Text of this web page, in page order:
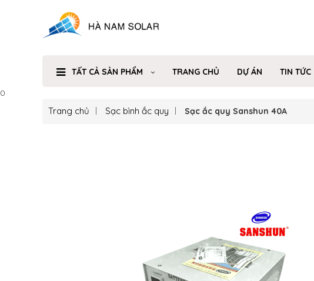
TẤT CẢ SẢN PHẨM TRANG CHỦ DỰ ÁN TIN TỨC
0
Trang chủ Sạc bình ắc quy Sạc ắc quy Sanshun 40A